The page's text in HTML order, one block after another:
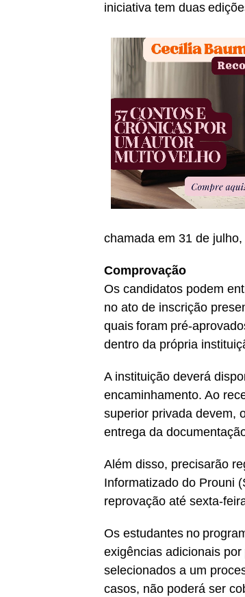
iniciativa tem duas
chamada em 31 de
Comprovação
Os candidatos podem
no ato de inscrição
quais foram pré-
dentro da própria
A instituição deverá
encaminhamento. Ao
superior privada devem,
entrega da
Além disso, precisarão
Informatizado do Prouni
reprovação até sexta-
Os estudantes no
exigências adicionais
selecionados a um
casos, não poderá ser